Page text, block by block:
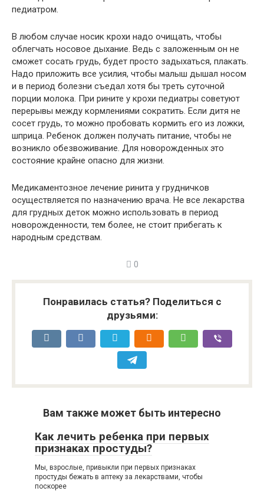
педиатром.
В любом случае носик крохи надо очищать, чтобы
облегчать носовое дыхание. Ведь с заложенным он не
сможет сосать грудь, будет просто задыхаться, плакать.
Надо приложить все усилия, чтобы малыш дышал носом
и в период болезни съедал хотя бы треть суточной
порции молока. При рините у крохи педиатры советуют
перерывы между кормлениями сократить. Если дитя не
сосет грудь, то можно пробовать кормить его из ложки,
шприца. Ребенок должен получать питание, чтобы не
возникло обезвоживание. Для новорожденных это
состояние крайне опасно для жизни.
Медикаментозное лечение ринита у грудничков
осуществляется по назначению врача. Не все лекарства
для грудных деток можно использовать в период
новорожденности, тем более, не стоит прибегать к
народным средствам.
0
Понравилась статья? Поделиться с
друзьями:
Вам также может быть интересно
Как лечить ребенка при первых
признаках простуды?
Мы, взрослые, привыкли при первых признаках
простуды бежать в аптеку за лекарствами, чтобы
поскорее